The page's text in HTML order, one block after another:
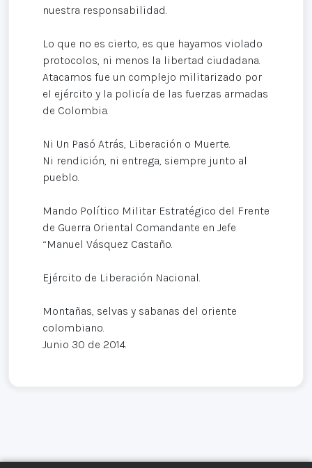
nuestra responsabilidad.
Lo que no es cierto, es que hayamos violado
protocolos, ni menos la libertad ciudadana.
Atacamos fue un complejo militarizado por
el ejército y la policía de las fuerzas armadas
de Colombia.
Ni Un Pasó Atrás, Liberación o Muerte.
Ni rendición, ni entrega, siempre junto al
pueblo.
Mando Político Militar Estratégico del Frente
de Guerra Oriental Comandante en Jefe
“Manuel Vásquez Castaño.
Ejército de Liberación Nacional.
Montañas, selvas y sabanas del oriente
colombiano.
Junio 30 de 2014.